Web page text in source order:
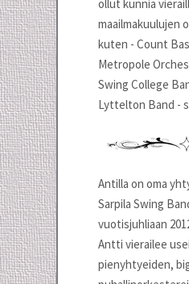
ollut kunnia
maailmakuulujen
kuten - Count
Metropole
Swing College
Lyttelton Band -
Antilla on oma
Sarpila Swing
vuotisjuhliaan
Antti vierailee
pienyhtyeiden,